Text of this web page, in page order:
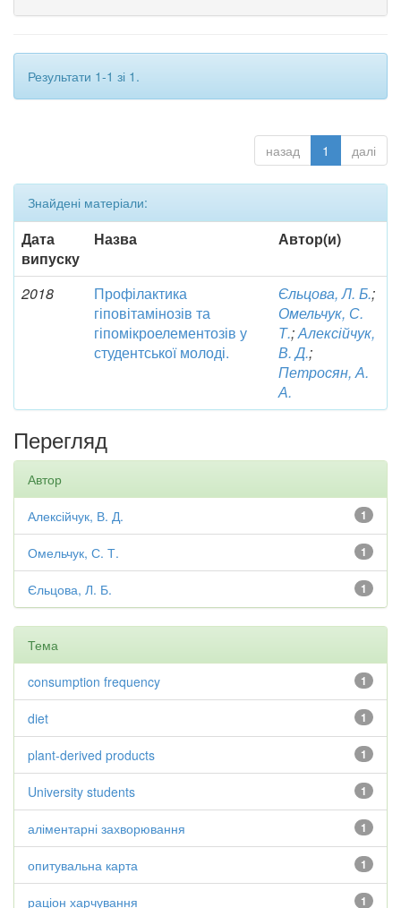
Результати 1-1 зі 1.
назад 1 далі
Знайдені матеріали:
Дата
випуску
Назва Автор(и)
2018
Профілактика
гіповітамінозів та
гіпомікроелементозів у
студентської молоді.
Єльцова, Л. Б.;
Омельчук, С.
Т.;Алексійчук,
В. Д.;
Петросян, А.
А.
Перегляд
Автор
1
Алексійчук, В. Д.
1
Омельчук, С. Т.
1
Єльцова, Л. Б.
Тема
1
consumption frequency
1
diet
1
plant-derived products
1
University students
1
аліментарні захворювання
1
опитувальна карта
1
раціон харчування